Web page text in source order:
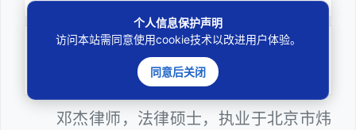
务实
扎实维护合法权益
邓杰律师，法律硕士，执业于北京市炜
个人信息保护声明
访问本站需同意使用cookie技术以改进用户体验。
同意后关闭